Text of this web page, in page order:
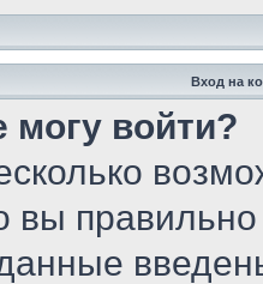
Вход на
могу войти?
вы